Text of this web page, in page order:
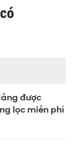
được
lọc miễn phí